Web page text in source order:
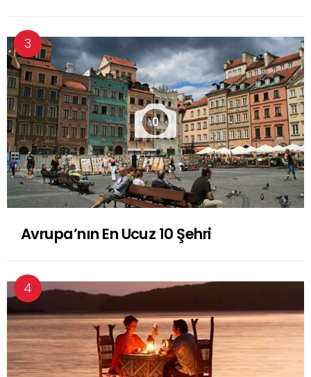
0
Avrupa’nın En Ucuz 10 Şehri